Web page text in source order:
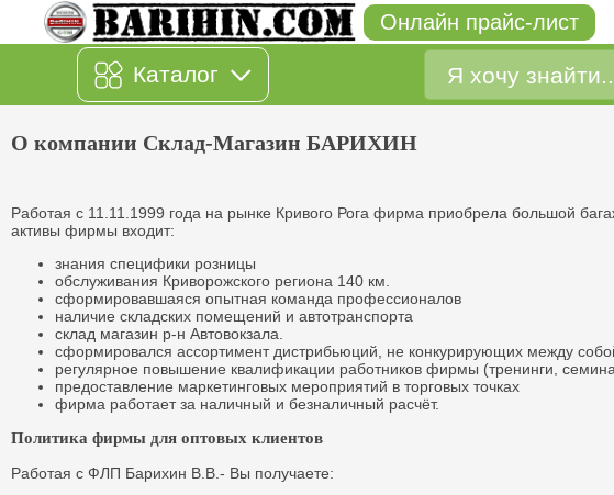
Онлайн прайс-лист
Каталог
О компании Склад-Магазин БАРИХИН
Работая с 11.11.1999 года на рынке Кривого Рога фирма приобрела большой
активы фирмы входит:
знания специфики розницы
обслуживания Криворожского региона 140 км.
сформировавшаяся опытная команда профессионалов
наличие складских помещений и автотранспорта
склад магазин р-н Автовокзала.
сформировался ассортимент дистрибьюций, не конкурирующих между
регулярное повышение квалификации работников фирмы (тренинги,
предоставление маркетинговых мероприятий в торговых точках
фирма работает за наличный и безналичный расчёт.
Политика фирмы для оптовых клиентов
Работая с ФЛП Барихин В.В.- Вы получаете: